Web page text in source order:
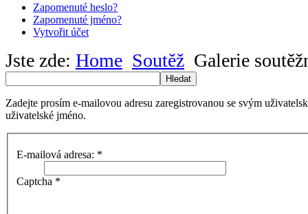
Zapomenuté heslo?
Zapomenuté jméno?
Vytvořit účet
Jste zde: Home Soutěž Galerie
Hledat
Zadejte prosím e-mailovou adresu zaregistrovanou se svým
uživatelské jméno.
E-mailová adresa: *
Captcha *